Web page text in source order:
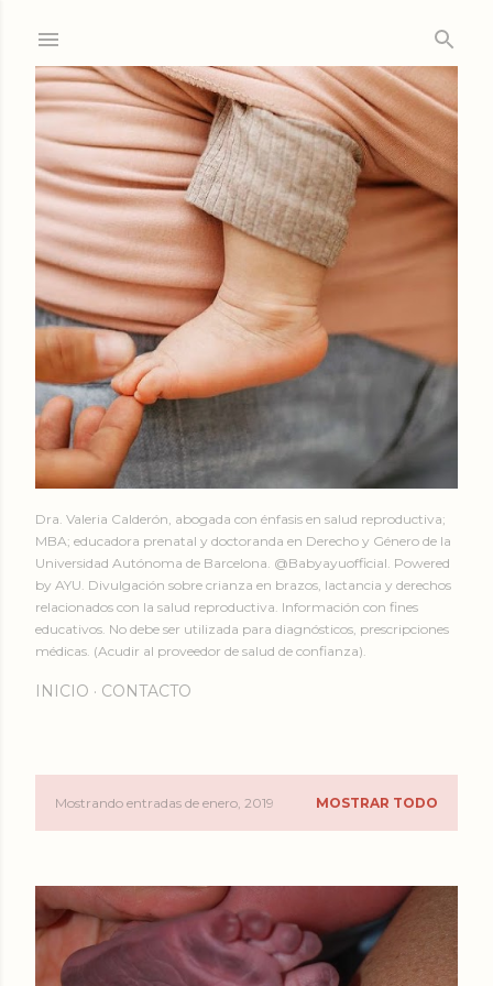
Dra. Valeria Calderón, abogada con énfasis en salud reproductiva;
MBA; educadora prenatal y doctoranda en Derecho y Género de la
Universidad Autónoma de Barcelona. @Babyayuofficial. Powered
by AYU. Divulgación sobre crianza en brazos, lactancia y derechos
relacionados con la salud reproductiva. Información con fines
educativos. No debe ser utilizada para diagnósticos, prescripciones
médicas. (Acudir al proveedor de salud de confianza).
INICIO CONTACTO
E
t
r
Mostrando entradas de enero, 2019 MOSTRAR TODO